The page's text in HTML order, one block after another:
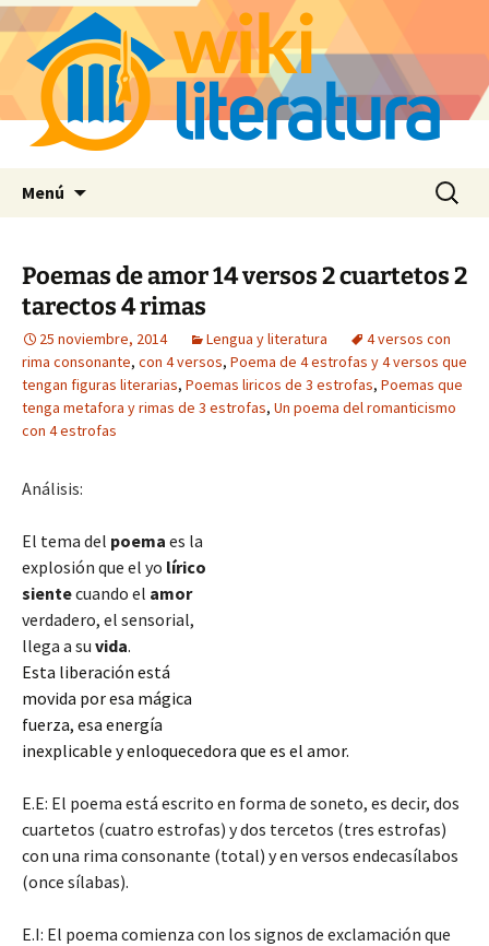
Menú Buscar:
Poemas de amor 14 versos 2 cuartetos 2
tarectos 4 rimas
25 noviembre, 2014 Lengua y literatura
4 versos con
rima consonante, con 4 versos, Poema de 4 estrofas y 4 versos que
tengan figuras literarias, Poemas liricos de 3 estrofas, Poemas que
tenga metafora y rimas de 3 estrofas, Un poema del romanticismo
con 4 estrofas
Análisis:
El tema del poema es la
explosión que el yo lírico
sientecuando el amor
verdadero, el sensorial,
llega a su vida.
Esta liberación está
movida por esa mágica
fuerza, esa energía
inexplicable y enloquecedora que es el amor.
E.E: El poema está escrito en forma de soneto, es decir, dos
cuartetos (cuatro estrofas) y dos tercetos (tres estrofas)
con una rima consonante (total) y en versos endecasílabos
(once sílabas).
E.I: El poema comienza con los signos de exclamación que